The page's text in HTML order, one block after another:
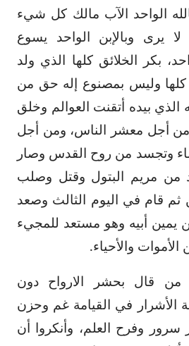
الواحد الآب مالك كل شيء
يرى وبالإبن الواحد يسوع
بكر الخلائق كلها الذي ولد
كلها وليس بمصنوع إله حق من
بيده أتقنت العوالم وخلق
أجل معشر الناس، ومن أجل
وتجسد من روح القدس وصار
من مريم البتول وقتل وصلب
ثم قام في اليوم الثالث وصعد
يمين أبيه وهو مستعد للمجيء
والأحياء.
من قال بحشر الارواح دون
الأشرار في القيامة غم وحزن
سرور وفرح العلم، وأنكروا أن